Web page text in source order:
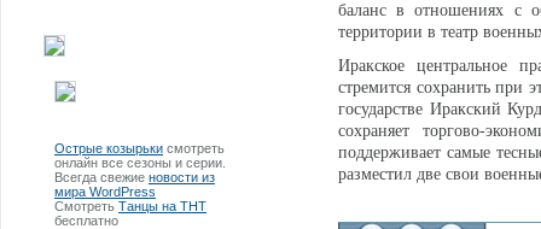
Острые козырьки смотреть
онлайн все сезоны и серии.
Всегда свежие новости из
мира WordPress
Смотреть Танцы на ТНТ
бесплатно
баланс в отношениях с
территории в театр
Иракское центральное
стремится сохранить при
государстве Иракский
сохраняет торгово-
поддерживает самые
разместил две свои